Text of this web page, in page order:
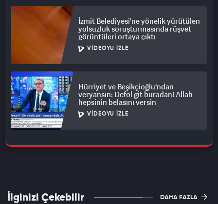
İzmit Belediyesi'ne yönelik yürütülen
yolsuzluk soruşturmasında rüşvet
görüntüleri ortaya çıktı
VIDEOYU İZLE
Hürriyet ve Beşikçioğlu'ndan
veryansın: Defol git buradan! Allah
hepsinin belasını versin
VIDEOYU İZLE
İlginizi Çekebilir DAHA FAZLA